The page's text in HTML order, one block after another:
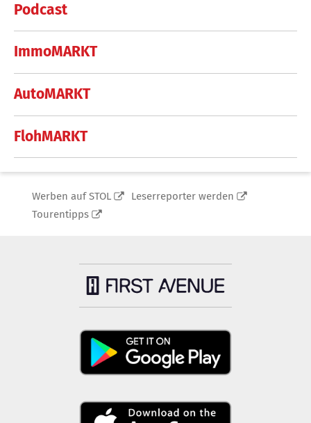
Podcast
ImmoMARKT
AutoMARKT
FlohMARKT
Werben auf STOL
Leserreporter werden
Tourentipps